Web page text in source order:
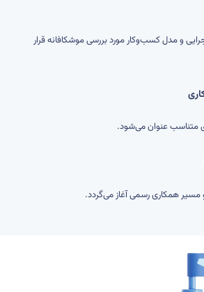
و مدل کسب‌وکار مورد بررسی موشکافانه قرار
متناسب عنوان می‌شود.
مسیر همکاری رسمی آغاز می‌گردد.